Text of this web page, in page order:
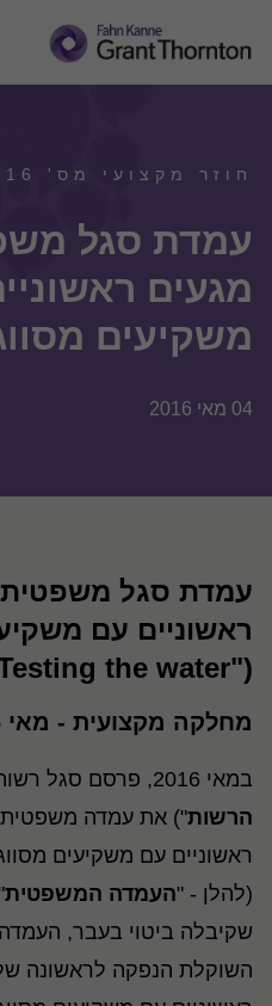
חוזר מקצועי מס' 25/2016
מגעים
משקיעים
04 מאי 2016
ראשוניים עם
("Testing the water")
מחלקה מקצועית - מאי
במאי 2016, פרסם סגל רשות ניירות ערך (להלן - "
הרשות
(להלן - "העמדה המשפטית
שקיבלה ביטוי בעבר,
השוקלת הנפקה לראשונה של